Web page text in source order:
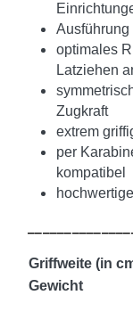
Ausführung
optimales
Latziehen
Zugkraft
extrem
per
kompatibel
Griffweite (in
Gewicht